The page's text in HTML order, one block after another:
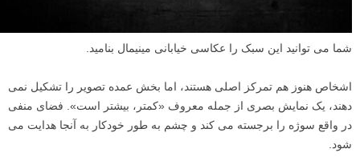
شما می توانید این سبک را عکاسی خیابانی مینیمال بنامید.
اشخاص هنوز هم تمرکز اصلی هستند، اما بخش عمده تصویر را تشکیل نمی
دهند، یک نمایش بصری از جمله معروف «کمتر، بیشتر است». فضای منفی
در واقع سوژه را برجسته می کند و چشم به طور خودکار به آنجا هدایت می
شود.